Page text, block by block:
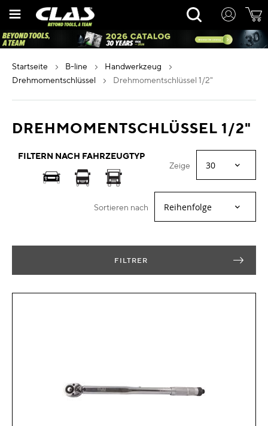
Inhalt
Rechercher
startseite b-line
handwerkzeug
drehmomentschlüssel
drehmomentschlüssel 1/2"
DREHMOMENTSCHLÜSSEL 1/2"
FILTERN NACH FAHRZEUGTYP
Zeige
Sortieren nach
FILTRER